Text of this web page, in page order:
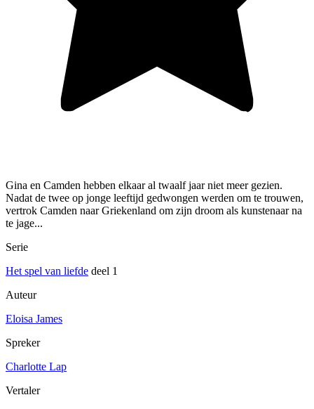
Gina en Camden hebben elkaar al twaalf jaar niet meer gezien.
Nadat de twee op jonge leeftijd gedwongen werden om te trouwen,
vertrok Camden naar Griekenland om zijn droom als kunstenaar na
te jage...
Serie
Het spel van liefde deel 1
Auteur
Eloisa James
Spreker
Charlotte Lap
Vertaler